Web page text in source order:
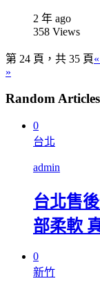
2 年 ago
358 Views
第 24 頁，共 35 頁
»
Random Articles
0
台北
admin
台北售
部柔軟
0
新竹